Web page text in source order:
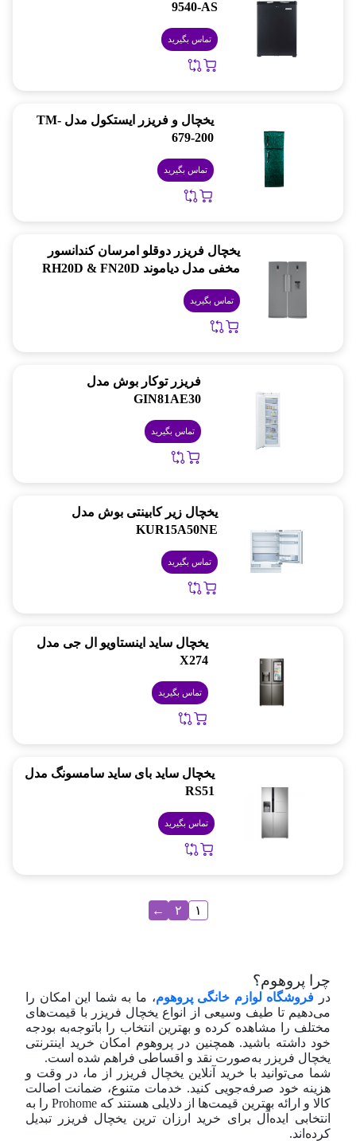
9540-AS
تماس بگیرید
یخچال و فریزر ایستکول مدل TM-
679-200
تماس بگیرید
یخچال فریزر دوقلو امرسان کندانسور
مخفی مدل دیاموند RH20D & FN20D
تماس بگیرید
فریزر توکار بوش مدل
GIN81AE30
تماس بگیرید
یخچال زیر کابینتی بوش مدل
KUR15A50NE
تماس بگیرید
یخچال ساید اینستاویو ال جی مدل
X274
تماس بگیرید
یخچال ساید بای ساید سامسونگ مدل
RS51
تماس بگیرید
۱ ۲ ←
چرا پروهوم؟
در فروشگاه لوازم خانگی پروهوم، ما به شما این امکان را
می‌دهیم تا طیف وسیعی از انواع یخچال فریزر با قیمت‌های
مختلف را مشاهده کرده و بهترین انتخاب را با‌توجه‌به بودجه
خود داشته باشید. همچنین در پروهوم امکان خرید اینترنتی
یخچال فریزر به‌صورت نقد و اقساطی فراهم شده است.
شما می‌توانید با خرید آنلاین یخچال فریزر از ما، در وقت و
هزینه خود صرفه‌جویی کنید. خدمات متنوع، ضمانت اصالت
کالا و ارائه بهترین قیمت‌ها از دلایلی هستند که Prohome را به
انتخابی ایده‌آل برای خرید ارزان ترین یخچال فریزر تبدیل
کرده‌اند.